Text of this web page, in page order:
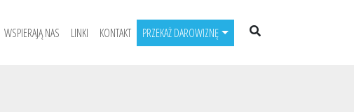
WSPIERAJĄ NAS LINKI KONTAKT PRZEKAŻ DAROWIZNĘ